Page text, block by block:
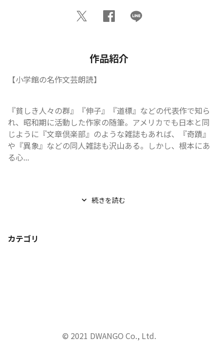
作品紹介
【小学館の名作文芸朗読】
『貧しき人々の群』『伸子』『道標』などの代表作で知ら
れ、昭和期に活動した作家の随筆。アメリカでも日本と同
じように『文章倶楽部』のような雑誌もあれば、『奇蹟』
や『異象』などの同人雑誌も沢山ある。しかし、根本にあ
る心...
続きを読む
カテゴリ
© 2021 DWANGO Co., Ltd.